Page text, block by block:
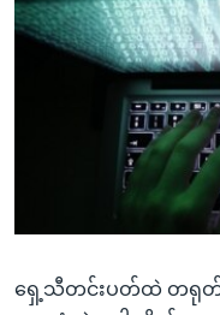
ကျော်
ကြည့်
သို့
ကြည့်
အမေရိကန်သုံးအီဒီယံ
မကြေးမုံရဲ့ အင်္ဂလိပ်စာ
ရုပ်ရှင်ထဲက အင်္ဂလိပ်စာ
သုတပဒေသာ အင်္ဂလိပ်စာ
အပတ်စဉ်ကဏ္ဍများ
ရေဒီယိုနှင့်ရုပ်သံ အချ
ရေဒီယို/တီဗွီအစီအစဉ်
Learning English
ဗွီအိုအေ လူမှုကွန်ယက်များ
ရှေ့သီတင်းပတ်ထဲ တရုတ်သမ္